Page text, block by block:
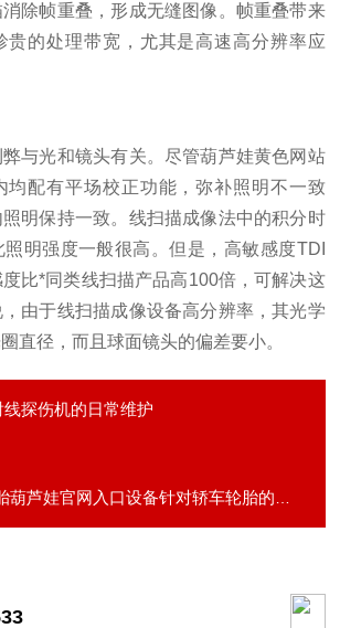
消除帧重叠，形成无缝图像。帧重叠带来
贵的处理带宽，尤其是高速高分辨率应
与光和镜头有关。尽管葫芦娃黄色网站
均配有平场校正功能，弥补照明不一致
明保持一致。线扫描成像法中的积分时
明强度一般很高。但是，高敏感度TDI
比*同类线扫描产品高100倍，可解决这
由于线扫描成像设备高分辨率，其光学
直径，而且球面镜头的偏差要小。
线探伤机的日常维护
葫芦娃官网入口设备针对轿车轮胎的检测